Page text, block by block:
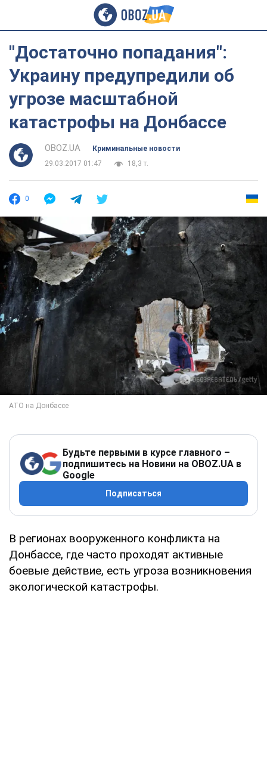
"Достаточно попадания":
Украину предупредили об
угрозе масштабной
катастрофы на Донбассе
OBOZ.UA
Криминальные новости
29.03.2017 01:47
18,3 т.
0
Будьте первыми в курсе главного –
подпишитесь на Новини на OBOZ.UA в
Google
Подписаться
В регионах вооруженного конфликта на
Донбассе, где часто проходят активные
боевые действие, есть угроза возникновения
экологической катастрофы.